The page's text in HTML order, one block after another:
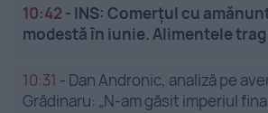
10:42 - INS: Comerțul cu
modestă în iunie. Alimentele
10:31 - Dan Andronic, analiză pe
Grădinaru: „N-am găsit imperiul